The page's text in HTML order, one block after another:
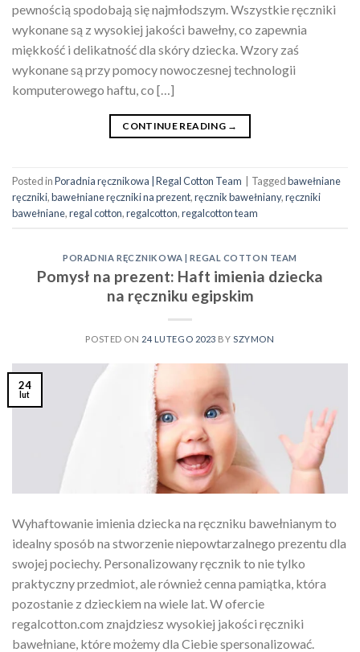
pewnością spodobają się najmłodszym. Wszystkie ręczniki
wykonane są z wysokiej jakości bawełny, co zapewnia
miękkość i delikatność dla skóry dziecka. Wzory zaś
wykonane są przy pomocy nowoczesnej technologii
komputerowego haftu, co […]
CONTINUE READING →
Posted inPoradnia ręcznikowa | Regal Cotton Team Taggedbawełniane
ręczniki,bawełniane ręczniki na prezent,ręcznik bawełniany,ręczniki
bawełniane,regal cotton,regalcotton,regalcotton team
PORADNIA RĘCZNIKOWA | REGAL COTTON TEAM
Pomysł na prezent: Haft imienia dziecka
na ręczniku egipskim
POSTED ON 24 LUTEGO 2023 BY SZYMON
24
lut
Wyhaftowanie imienia dziecka na ręczniku bawełnianym to
idealny sposób na stworzenie niepowtarzalnego prezentu dla
swojej pociechy. Personalizowany ręcznik to nie tylko
praktyczny przedmiot, ale również cenna pamiątka, która
pozostanie z dzieckiem na wiele lat. W ofercie
regalcotton.com znajdziesz wysokiej jakości ręczniki
bawełniane, które możemy dla Ciebie spersonalizować.